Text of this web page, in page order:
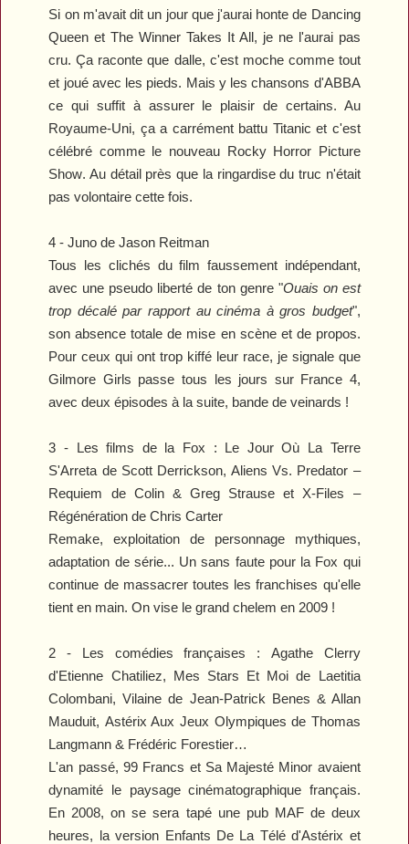
Si on m'avait dit un jour que j'aurai honte de Dancing
Queen etThe Winner Takes It All, je ne l'aurai pas
cru. Ça raconte que dalle, c'est moche comme tout
et joué avec les pieds. Mais y les chansons d'ABBA
ce qui suffit à assurer le plaisir de certains. Au
Royaume-Uni, ça a carrément battu Titanic et c'est
célébré comme le nouveau Rocky Horror Picture
Show. Au détail près que la ringardise du truc n'était
pas volontaire cette fois.
4 -Juno de Jason Reitman
Tous les clichés du film faussement indépendant,
avec une pseudo liberté de ton genre "Ouais on est
trop décalé par rapport au cinéma à gros budget",
son absence totale de mise en scène et de propos.
Pour ceux qui ont trop kiffé leur race, je signale que
Gilmore Girls passe tous les jours sur France 4,
avec deux épisodes à la suite, bande de veinards !
3 - Les films de la Fox : Le Jour Où La Terre
S'Arreta de Scott Derrickson,Aliens Vs. Predator –
Requiem de Colin & Greg Strause et X-Files –
Régénération de Chris Carter
Remake, exploitation de personnage mythiques,
adaptation de série... Un sans faute pour la Fox qui
continue de massacrer toutes les franchises qu'elle
tient en main. On vise le grand chelem en 2009 !
2 - Les comédies françaises : Agathe Clerry
d'Etienne Chatiliez, Mes Stars Et Moi de Laetitia
Colombani,Vilaine de Jean-Patrick Benes & Allan
Mauduit, Astérix Aux Jeux Olympiques de Thomas
Langmann & Frédéric Forestier…
L'an passé, 99 Francs et Sa Majesté Minor avaient
dynamité le paysage cinématographique français.
En 2008, on se sera tapé une pub MAF de deux
heures, la version Enfants De La Téléd'Astérix et